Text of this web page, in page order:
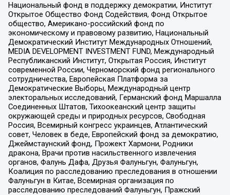
Национальный фонд в поддержку демократии, Институт
Открытое Общество Фонд Содействия, Фонд Открытое
общество, Американо-российский фонд по
экономическому и правовому развитию, Национальный
Демократический Институт Международных Отношений,
MEDIA DEVELOPMENT INVESTMENT FUND, Международный
Республиканский Институт, Открытая Россия, Институт
современной России, Черноморский фонд регионального
сотрудничества, Европейская Платформа за
Демократические Выборы, Международный центр
электоральных исследований, Германский фонд Маршалла
Соединенных Штатов, Тихоокеанский центр защиты
окружающей среды и природных ресурсов, Свободная
Россия, Всемирный конгресс украинцев, Атлантический
совет, Человек в беде, Европейский фонд за демократию,
Джеймстаунский фонд, Прожект Хармони, Родники
дракона, Врачи против насильственного извлечения
органов, Фалунь Дафа, Друзья Фалуньгун, Фалуньгун,
Коалиция по расследованию преследования в отношении
Фалуньгун в Китае, Всемирная организация по
расследованию преследований Фалуньгун, Пражский